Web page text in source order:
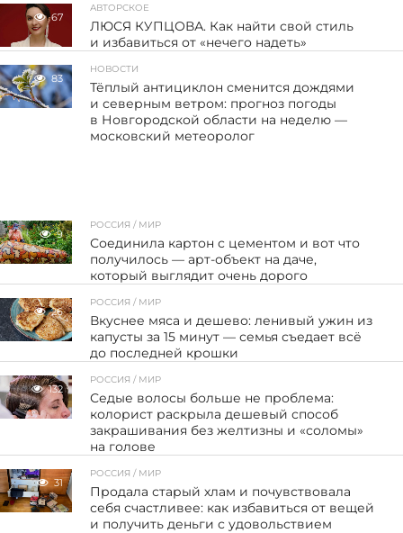
67
АВТОРСКОЕ
ЛЮСЯ КУПЦОВА. Как найти свой стиль
и избавиться от «нечего надеть»
83
НОВОСТИ
Тёплый антициклон сменится дождями
и северным ветром: прогноз погоды
в Новгородской области на неделю —
московский метеоролог
9
РОССИЯ / МИР
Соединила картон с цементом и вот что
получилось — арт-объект на даче,
который выглядит очень дорого
26
РОССИЯ / МИР
Вкуснее мяса и дешево: ленивый ужин из
капусты за 15 минут — семья съедает всё
до последней крошки
132
РОССИЯ / МИР
Седые волосы больше не проблема:
колорист раскрыла дешевый способ
закрашивания без желтизны и «соломы»
на голове
31
РОССИЯ / МИР
Продала старый хлам и почувствовала
себя счастливее: как избавиться от вещей
и получить деньги с удовольствием